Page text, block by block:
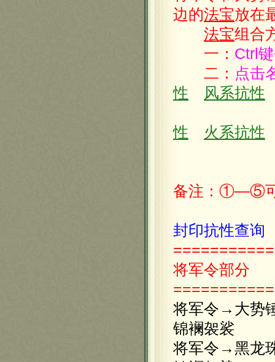
边的法宝放在
法宝组合
一： Ctrl
二： 点击
性
风系抗性
性 火系抗性
备注：①—⑤
封印抗性查询
将军令部分
将军令→大
锦襕袈裟
将军令→黑